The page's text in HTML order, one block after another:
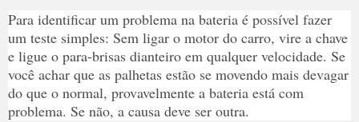
Para identificar um problema na bateria é possível fazer
um teste simples: Sem ligar o motor do carro, vire a chave
e ligue o para-brisas dianteiro em qualquer velocidade. Se
você achar que as palhetas estão se movendo mais devagar
do que o normal, provavelmente a bateria está com
problema. Se não, a causa deve ser outra.